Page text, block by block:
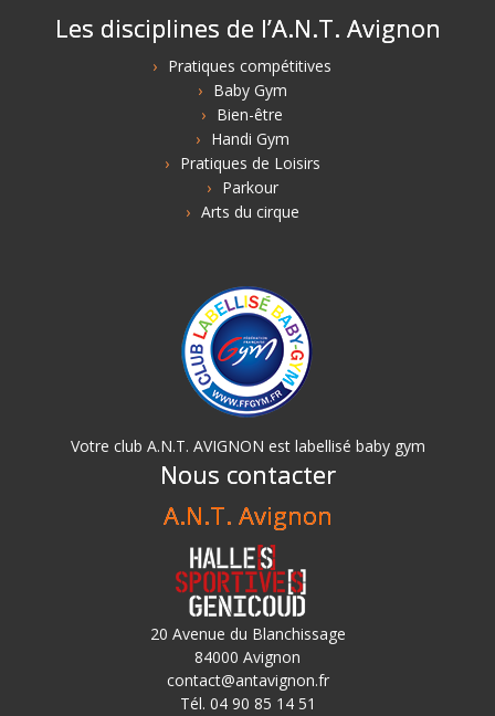
Les disciplines de l’A.N.T. Avignon
Pratiques compétitives
Baby Gym
Bien-être
Handi Gym
Pratiques de Loisirs
Parkour
Arts du cirque
Votre club A.N.T. AVIGNON est labellisé baby gym
Nous contacter
A.N.T. Avignon
20 Avenue du Blanchissage
84000 Avignon
contact@antavignon.fr
Tél. 04 90 85 14 51